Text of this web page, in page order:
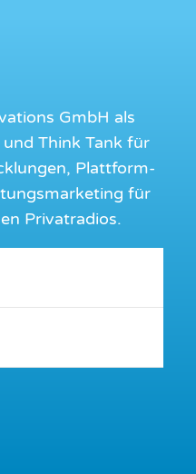
GmbH als
Think Tank für
Plattform-
für
Privatradios.